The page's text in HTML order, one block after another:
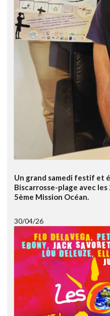
Un grand samedi festif et
Biscarrosse-plage avec les
5ème Mission Océan.
30/04/26